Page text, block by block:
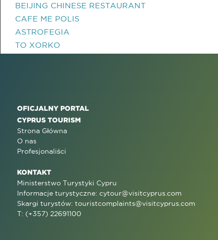
BEIJING CHINESE RESTAURANT
CAFE ME POLIS
ASTROFEGIA
TO XORKO
OFICJALNY PORTAL
CYPRUS TOURISM
Strona Główna
O nas
Profesjonaliści
KONTAKT
Ministerstwo Turystyki Cypru
Informacje turystyczne: cytour@visitcyprus.com
Skargi turystów: touristcomplaints@visitcyprus.com
T: (+357) 22691100